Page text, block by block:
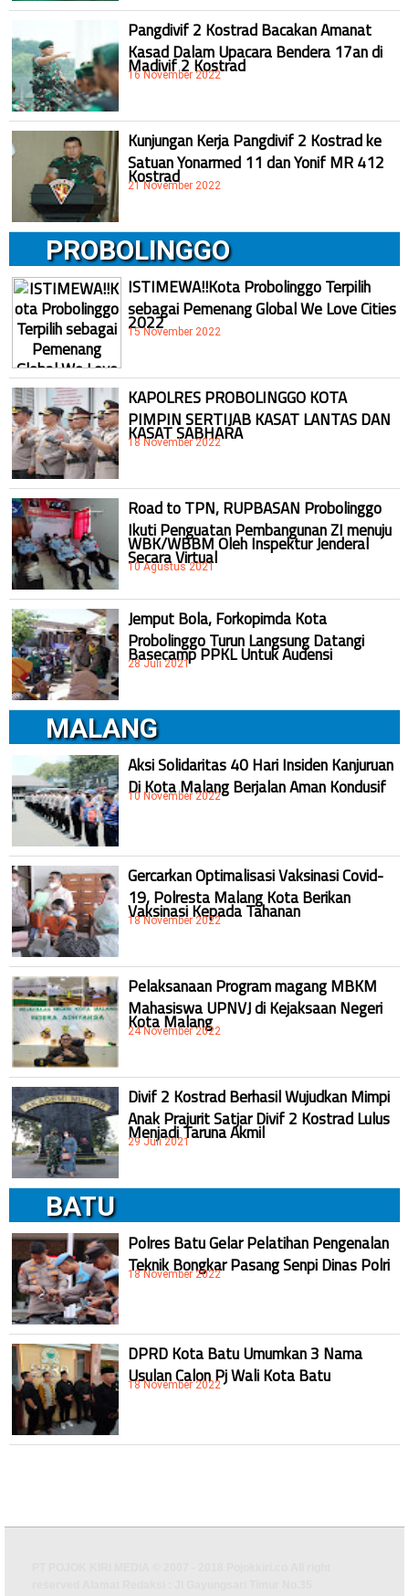
Pangdivif 2 Kostrad Bacakan Amanat
Kasad Dalam Upacara Bendera 17an di
Madivif 2 Kostrad
16 November 2022
Kunjungan Kerja Pangdivif 2 Kostrad ke
Satuan Yonarmed 11 dan Yonif MR 412
Kostrad
21 November 2022
PROBOLINGGO
ISTIMEWA!!Kota Probolinggo Terpilih
sebagai Pemenang Global We Love Cities
2022
15 November 2022
KAPOLRES PROBOLINGGO KOTA
PIMPIN SERTIJAB KASAT LANTAS DAN
KASAT SABHARA
18 November 2022
Road to TPN, RUPBASAN Probolinggo
Ikuti Penguatan Pembangunan ZI menuju
WBK/WBBM Oleh Inspektur Jenderal
Secara Virtual
10 Agustus 2021
Jemput Bola, Forkopimda Kota
Probolinggo Turun Langsung Datangi
Basecamp PPKL Untuk Audensi
28 Juli 2021
MALANG
Aksi Solidaritas 40 Hari Insiden Kanjuruan
Di Kota Malang Berjalan Aman Kondusif
10 November 2022
Gercarkan Optimalisasi Vaksinasi Covid-
19, Polresta Malang Kota Berikan
Vaksinasi Kepada Tahanan
18 November 2022
Pelaksanaan Program magang MBKM
Mahasiswa UPNVJ di Kejaksaan Negeri
Kota Malang
24 November 2022
Divif 2 Kostrad Berhasil Wujudkan Mimpi
Anak Prajurit Satjar Divif 2 Kostrad Lulus
Menjadi Taruna Akmil
29 Juli 2021
BATU
Polres Batu Gelar Pelatihan Pengenalan
Teknik Bongkar Pasang Senpi Dinas Polri
18 November 2022
DPRD Kota Batu Umumkan 3 Nama
Usulan Calon Pj Wali Kota Batu
18 November 2022